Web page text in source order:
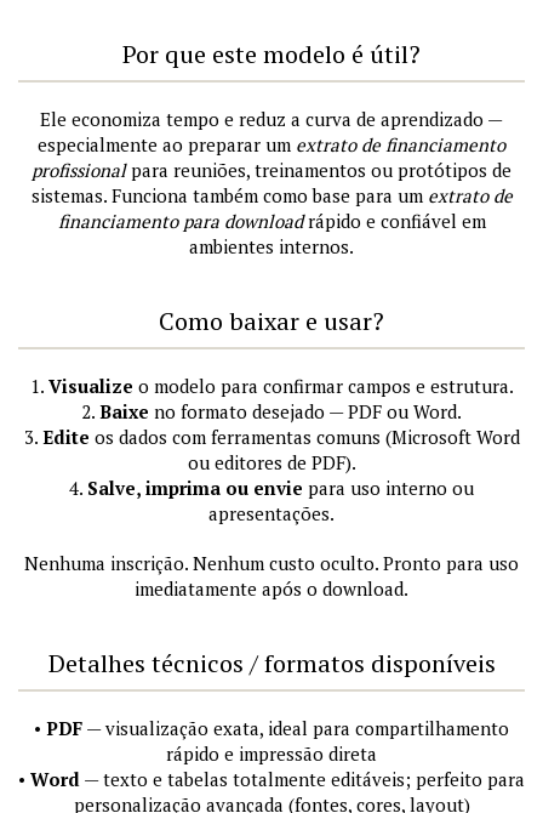
Por que este modelo é útil?
Ele economiza tempo e reduz a curva de aprendizado —
especialmente ao preparar um extrato de financiamento
profissionalpara reuniões, treinamentos ou protótipos de
sistemas. Funciona também como base para um extrato de
financiamento para downloadrápido e confiável em
ambientes internos.
Como baixar e usar?
1. Visualize o modelo para confirmar campos e estrutura.
2. Baixe no formato desejado — PDF ou Word.
3. Edite os dados com ferramentas comuns (Microsoft Word
ou editores de PDF).
4. Salve, imprima ou envie para uso interno ou
apresentações.
Nenhuma inscrição. Nenhum custo oculto. Pronto para uso
imediatamente após o download.
Detalhes técnicos / formatos disponíveis
• PDF — visualização exata, ideal para compartilhamento
rápido e impressão direta
• Word — texto e tabelas totalmente editáveis; perfeito para
personalização avançada (fontes, cores, layout)